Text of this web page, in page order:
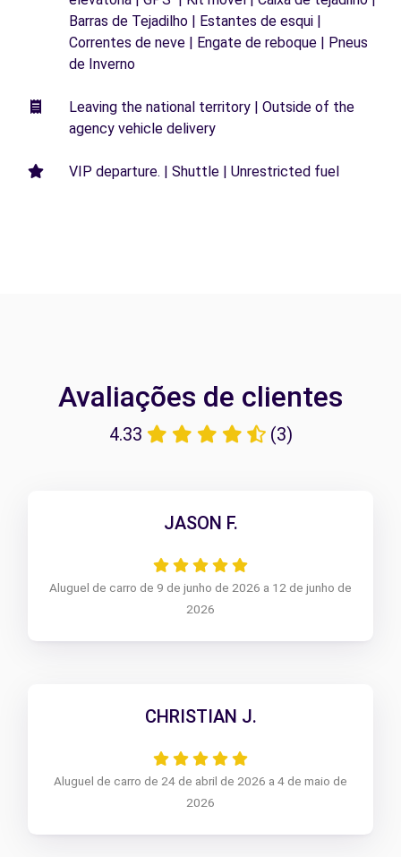
Barras de Tejadilho | Estantes de esqui |
Correntes de neve | Engate de reboque | Pneus
de Inverno
Leaving the national territory | Outside of the
agency vehicle delivery
VIP departure. | Shuttle | Unrestricted fuel
Avaliações de clientes
4.33 (3)
JASON F.
Aluguel de carro de 9 de junho de 2026 a 12 de junho de
2026
CHRISTIAN J.
Aluguel de carro de 24 de abril de 2026 a 4 de maio de
2026